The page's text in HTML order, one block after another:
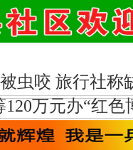
虫咬 旅行社称
120万元办“红色